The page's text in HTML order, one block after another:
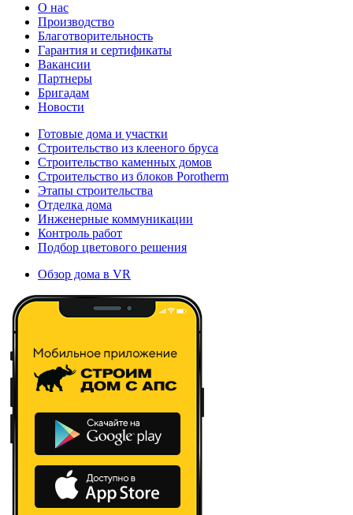
О нас
Производство
Благотворительность
Гарантия и сертификаты
Вакансии
Партнеры
Бригадам
Новости
Готовые дома и участки
Строительство из клееного бруса
Строительство каменных домов
Строительство из блоков Porotherm
Этапы строительства
Отделка дома
Инженерные коммуникации
Контроль работ
Подбор цветового решения
Обзор дома в VR